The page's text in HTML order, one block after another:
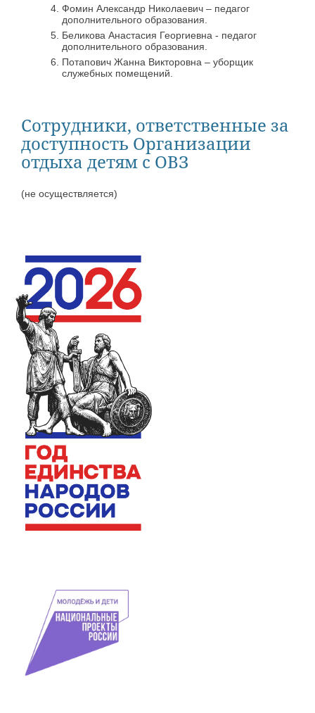
Фомин Александр Николаевич – педагог
дополнительного образования.
Беликова Анастасия Георгиевна - педагог
дополнительного образования.
Потапович Жанна Викторовна – уборщик
служебных помещений.
Сотрудники, ответственные за
доступность Организации
отдыха детям с ОВЗ
(не осуществляется)